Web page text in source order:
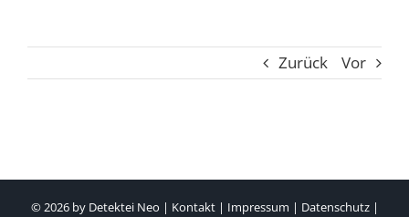
Zurück Vor
© 2026 by Detektei Neo | Kontakt| Impressum | Datenschutz|